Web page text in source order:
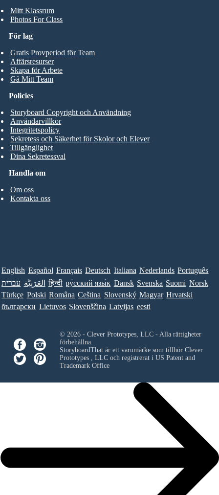
Mitt Klassrum
Photos For Class
För lag
Gratis Provperiod för Team
Affärsresurser
Skapa för Arbete
Gå Mitt Team
Handla om
Om oss
Kontakta oss
Policies
Storyboard Copyright och Användning
Användarvillkor
Integritetspolicy
Sekretess och Säkerhet för Skolor och Elever
Tillgänglighet
Dina Sekretessval
English Español Français Deutsch Italiana Nederlands Português
עברית العَرَبِيَّة हिन्दी ру́сский язы́к Dansk Svenska Suomi Norsk
Türkçe Polski Româna Ceština Slovenský Magyar Hrvatski
български Lietuvos Slovenščina Latvijas eesti
© 2026 - Clever Prototypes, LLC - Alla rättigheter
förbehållna.
StoryboardThat är ett varumärke som tillhör Clever
Prototypes , LLCoch registrerat i US Patent and
Trademark Office